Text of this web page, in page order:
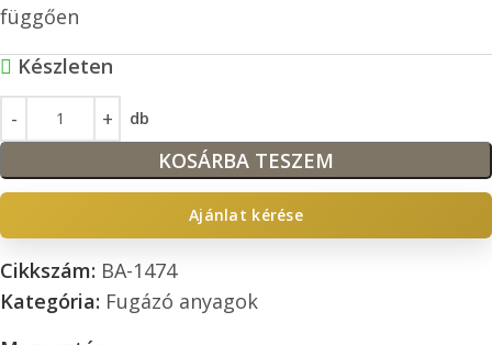
függően
Készleten
db
KOSÁRBA TESZEM
Ajánlat kérése
Cikkszám: BA-1474
Kategória: Fugázó anyagok